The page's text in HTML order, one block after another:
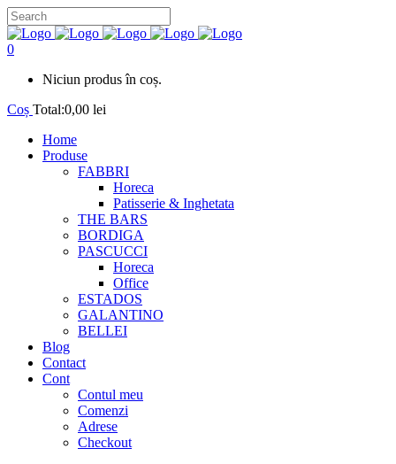
0
Niciun produs în coș.
Coș Total:0,00 lei
Home
Produse
FABBRI
Horeca
Patisserie & Inghetata
THE BARS
BORDIGA
PASCUCCI
Horeca
Office
ESTADOS
GALANTINO
BELLEI
Blog
Contact
Cont
Contul meu
Comenzi
Adrese
Checkout